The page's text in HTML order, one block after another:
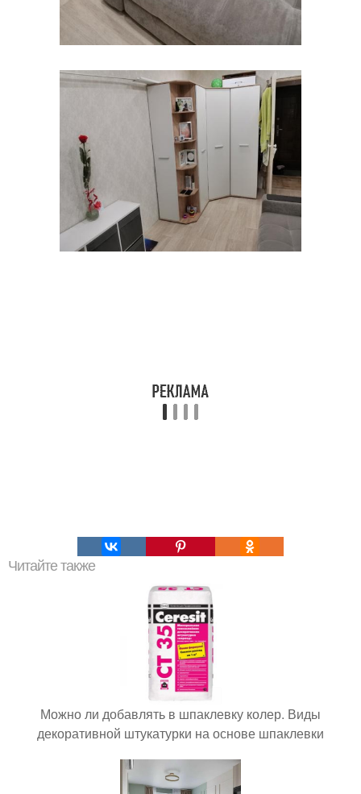
Читайте также
Можно ли добавлять в шпаклевку колер. Виды
декоративной штукатурки на основе шпаклевки